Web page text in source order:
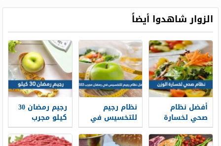
الزوار شاهدوا أيضاً
أفضل نظام
صحي لخسارة
الوزن 2026
نظام رجيم
للتخسيس في
رمضان مجرب
2026
رجيم رمضان 30
كيلو مجرب
ومضمون كل
يوم كيلو 2026